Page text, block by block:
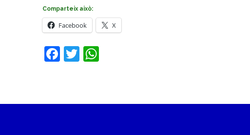
Comparteix això:
Facebook X
Facebook
Twitter